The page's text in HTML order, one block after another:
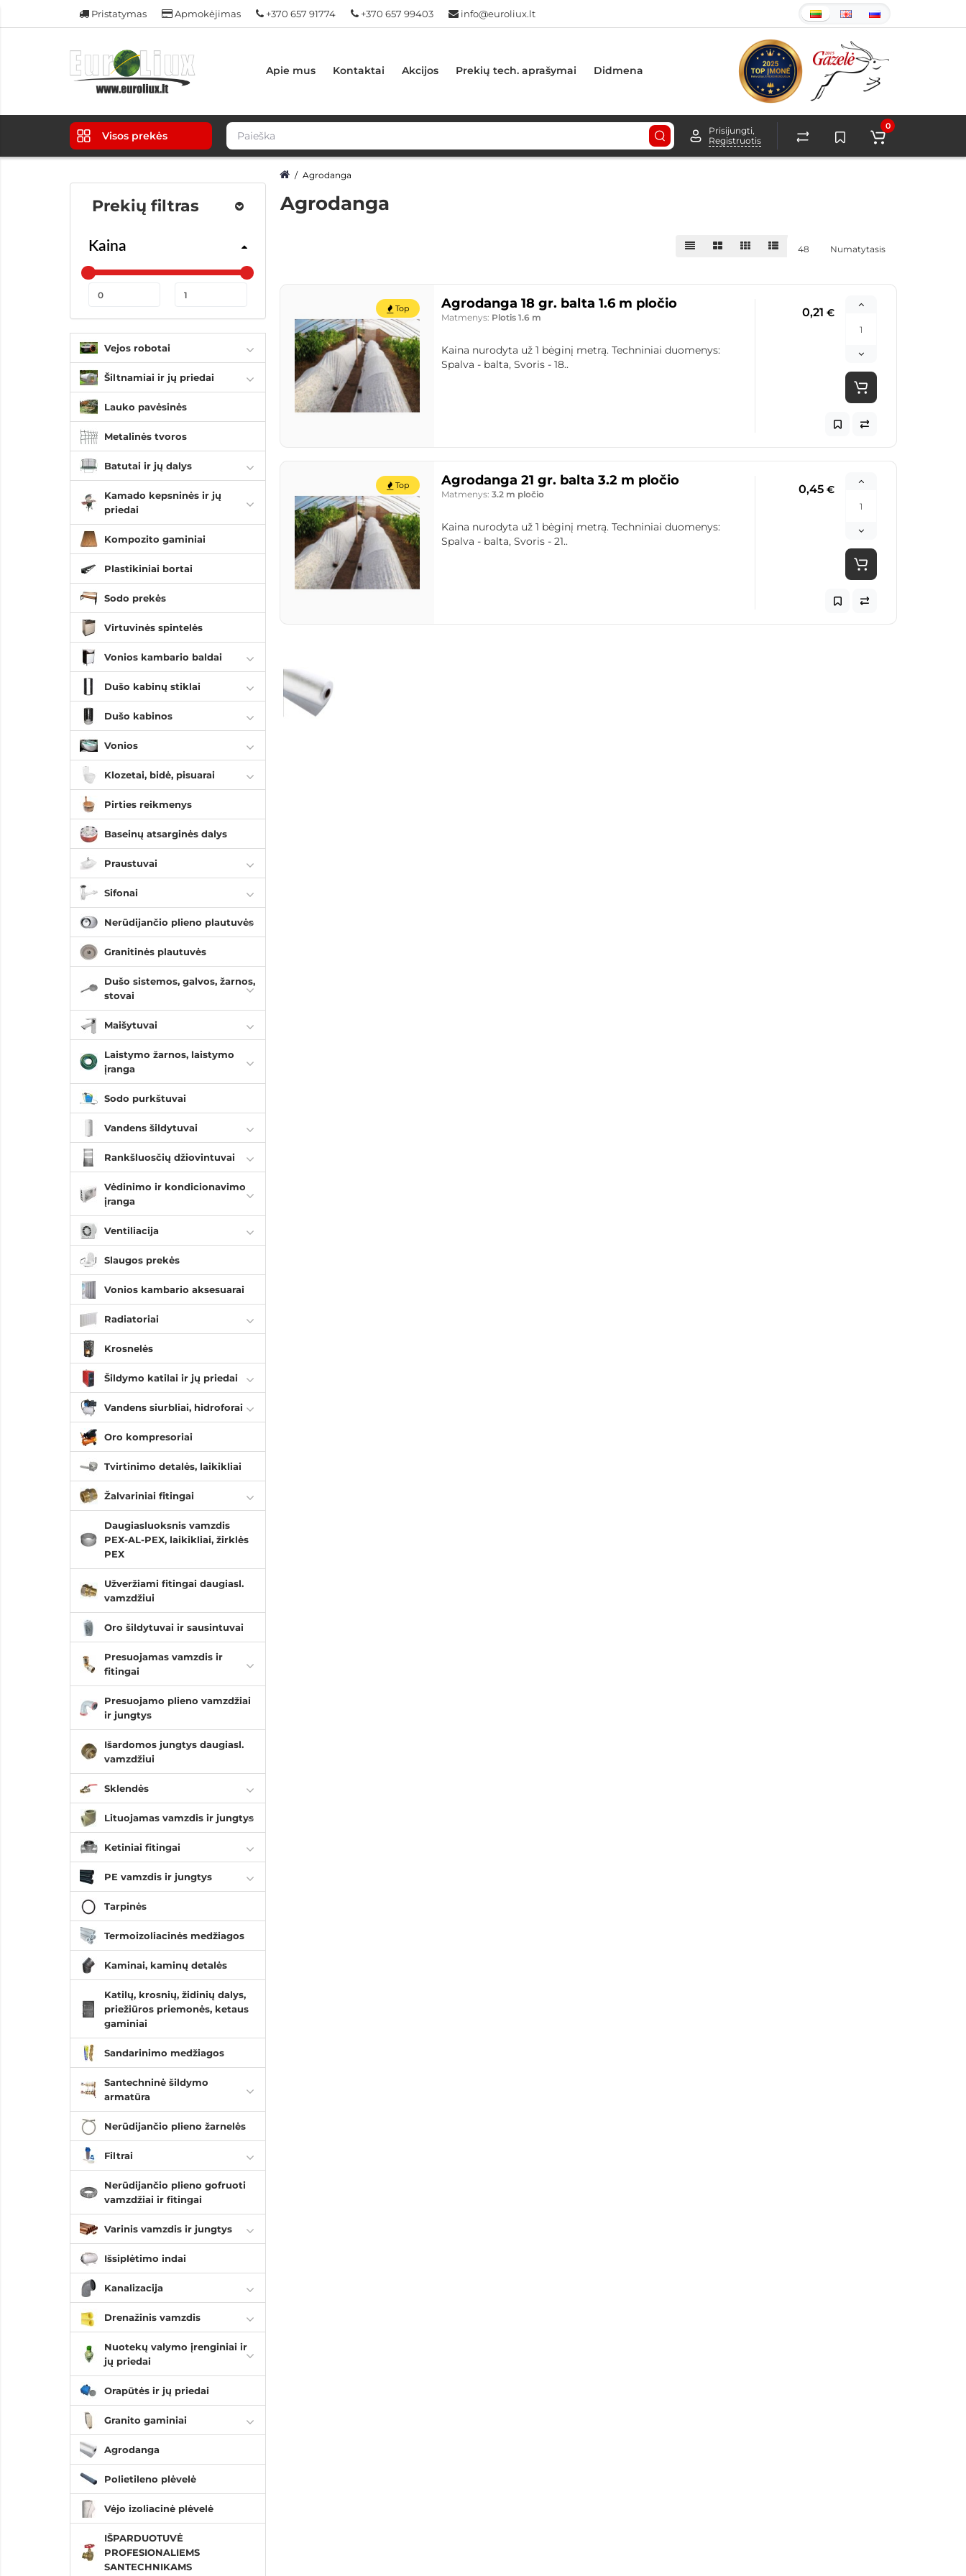
Pristatymas Apmokėjimas +370 657 91774 +370 657 99403 info@euroliux.lt
Apie mus Kontaktai Akcijos Prekių tech. aprašymai Didmena
Visos prekės
Prisijungti,
Registruotis
0
Agrodanga
Prekių filtras
Kaina
Vejos robotai
Šiltnamiai ir jų priedai
Lauko pavėsinės
Metalinės tvoros
Batutai ir jų dalys
Kamado kepsninės ir jų
priedai
Kompozito gaminiai
Plastikiniai bortai
Sodo prekės
Virtuvinės spintelės
Vonios kambario baldai
Dušo kabinų stiklai
Dušo kabinos
Vonios
Klozetai, bidė, pisuarai
Pirties reikmenys
Baseinų atsarginės dalys
Praustuvai
Sifonai
Nerūdijančio plieno plautuvės
Granitinės plautuvės
Dušo sistemos, galvos, žarnos,
stovai
Maišytuvai
Laistymo žarnos, laistymo
įranga
Sodo purkštuvai
Vandens šildytuvai
Rankšluosčių džiovintuvai
Vėdinimo ir kondicionavimo
įranga
Ventiliacija
Slaugos prekės
Vonios kambario aksesuarai
Radiatoriai
Krosnelės
Šildymo katilai ir jų priedai
Vandens siurbliai, hidroforai
Oro kompresoriai
Tvirtinimo detalės, laikikliai
Žalvariniai fitingai
Daugiasluoksnis vamzdis
PEX-AL-PEX, laikikliai, žirklės
PEX
Užveržiami fitingai daugiasl.
vamzdžiui
Oro šildytuvai ir sausintuvai
Presuojamas vamzdis ir
fitingai
Presuojamo plieno vamzdžiai
ir jungtys
Išardomos jungtys daugiasl.
vamzdžiui
Sklendės
Lituojamas vamzdis ir jungtys
Ketiniai fitingai
PE vamzdis ir jungtys
Tarpinės
Termoizoliacinės medžiagos
Kaminai, kaminų detalės
Katilų, krosnių, židinių dalys,
priežiūros priemonės, ketaus
gaminiai
Sandarinimo medžiagos
Santechninė šildymo
armatūra
Nerūdijančio plieno žarnelės
Filtrai
Nerūdijančio plieno gofruoti
vamzdžiai ir fitingai
Varinis vamzdis ir jungtys
Išsiplėtimo indai
Kanalizacija
Drenažinis vamzdis
Nuotekų valymo įrenginiai ir
jų priedai
Orapūtės ir jų priedai
Granito gaminiai
Agrodanga
Polietileno plėvelė
Vėjo izoliacinė plėvelė
IŠPARDUOTUVĖ
PROFESIONALIEMS
SANTECHNIKAMS
Agrodanga
48 Numatytasis
Top Agrodanga 18 gr. balta 1.6 m pločio
Matmenys: Plotis 1.6 m
Kaina nurodyta už 1 bėginį metrą. Techniniai duomenys:
Spalva - balta, Svoris - 18..
0,21 €
Top Agrodanga 21 gr. balta 3.2 m pločio
Matmenys: 3.2 m pločio
Kaina nurodyta už 1 bėginį metrą. Techniniai duomenys:
Spalva - balta, Svoris - 21..
0,45 €